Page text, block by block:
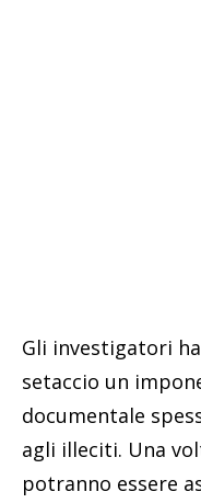
Gli investigatori
setaccio un
documentale
agli illeciti. Una
potranno essere